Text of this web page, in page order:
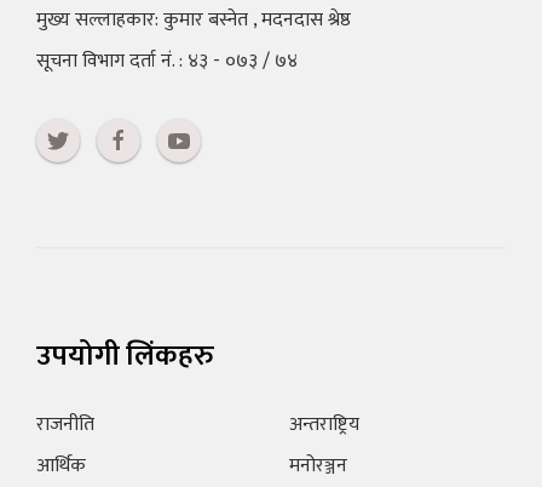
मुख्य सल्लाहकार: कुमार बस्नेत , मदनदास श्रेष्ठ
सूचना विभाग दर्ता नं. : ४३ - ०७३ / ७४
उपयोगी लिंकहरु
राजनीति
आर्थिक
अन्तराष्ट्रिय
मनोरञ्जन